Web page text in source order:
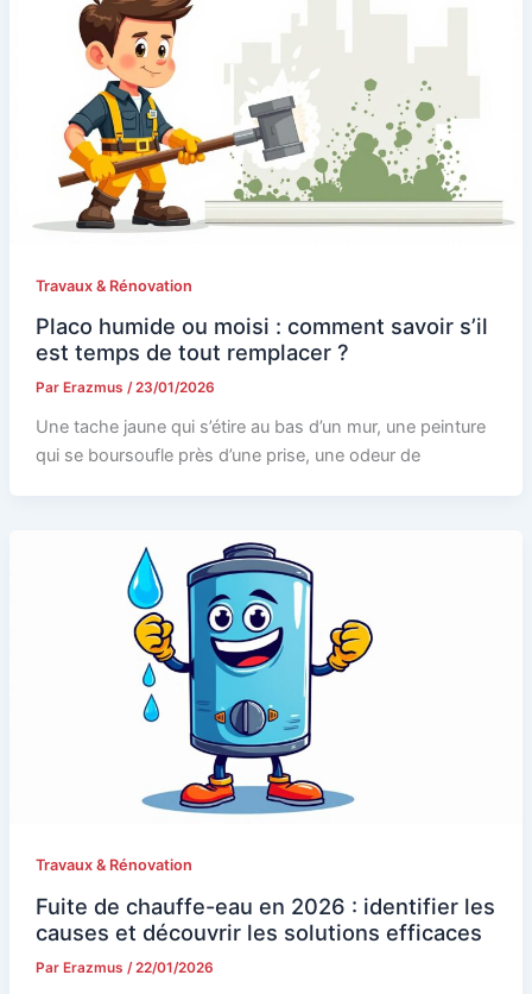
Travaux & Rénovation
Placo humide ou moisi : comment savoir s’il
est temps de tout remplacer ?
Par Erazmus /23/01/2026
Une tache jaune qui s’étire au bas d’un mur, une peinture
qui se boursoufle près d’une prise, une odeur de
Travaux & Rénovation
Fuite de chauffe-eau en 2026 : identifier les
causes et découvrir les solutions efficaces
Par Erazmus /22/01/2026